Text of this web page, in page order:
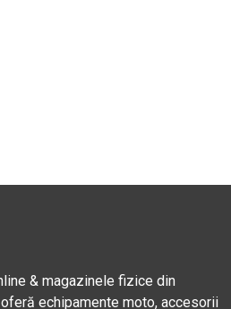
& magazinele fizice din
echipamente moto, accesorii